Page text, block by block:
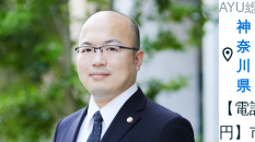
AYU
神
奈
川
県
【
円】